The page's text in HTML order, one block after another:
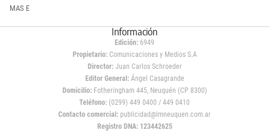
MAS E
Información
Edición: 6949
Propietario:Comunicaciones y Medios S.A
Director: Juan Carlos Schroeder
Editor General:Ángel Casagrande
Domicilio:Fotheringham 445, Neuquén (CP 8300)
Teléfono: (0299) 449 0400 / 449 0410
Contacto comercial: publicidad@lmneuquen.com.ar
Registro DNA: 123442625